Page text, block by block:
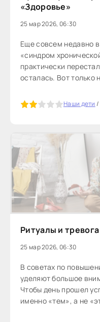
«Здоровье»
25 мар 2026, 06:30
Еще совсем недавно
«синдром
практически
осталась. Вот только
Наши дети /
Ритуалы и
25 мар 2026, 06:30
В советах по
уделяют большое
Чтобы день прошел
именно «тем», а не